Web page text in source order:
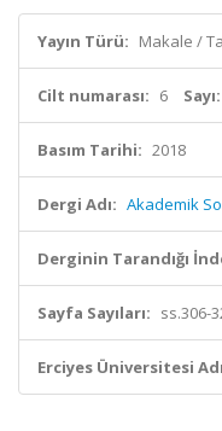
Yayın Türü: Makale /
Cilt numarası: 6 Sayı:
Basım Tarihi: 2018
Dergi Adı: Akademik
Derginin Tarandığı
Sayfa Sayıları: ss.306-
Erciyes Üniversitesi